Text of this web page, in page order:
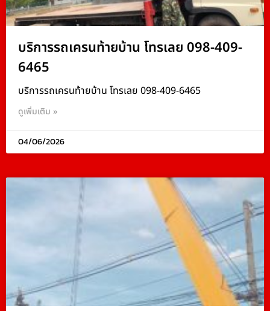
บริการรถเครนท้ายบ้าน โทรเลย 098-409-
6465
บริการรถเครนท้ายบ้าน โทรเลย 098-409-6465
ดูเพิ่มเติม »
04/06/2026